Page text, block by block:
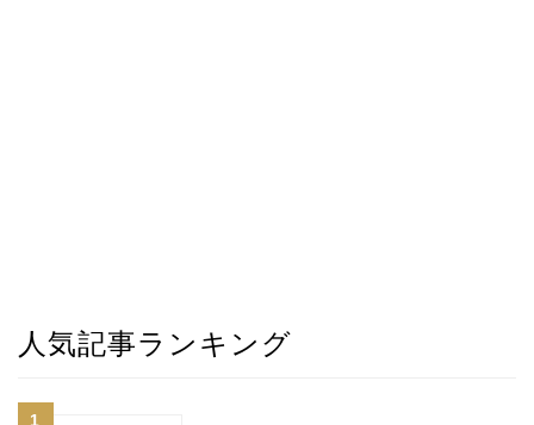
人気記事ランキング